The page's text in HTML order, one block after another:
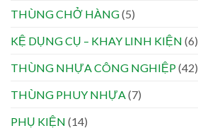
THÙNG CHỞ HÀNG(5)
KỆ DỤNG CỤ – KHAY LINH KIỆN (6)
THÙNG NHỰA CÔNG NGHIỆP(42)
THÙNG PHUY NHỰA(7)
PHỤ KIỆN (14)